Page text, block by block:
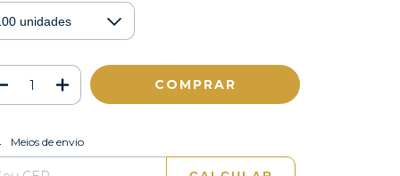
para o CEP:
Meios de envio